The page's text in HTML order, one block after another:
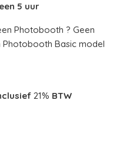
5 uur
Photobooth ? Geen
Basic model
21% BTW